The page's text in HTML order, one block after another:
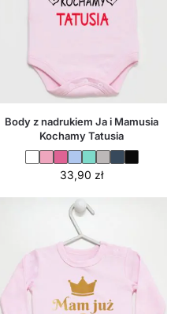
Body z nadrukiem Ja i Mamusia
Kochamy Tatusia
33,90 zł